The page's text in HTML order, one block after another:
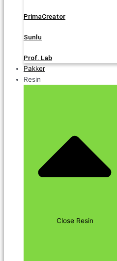
PrimaCreator
Sunlu
Prof. Lab
Pakker
Resin
Close Resin